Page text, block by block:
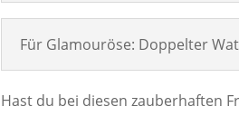
Für Glamouröse: Doppelter
Hast du bei diesen zauberhaften